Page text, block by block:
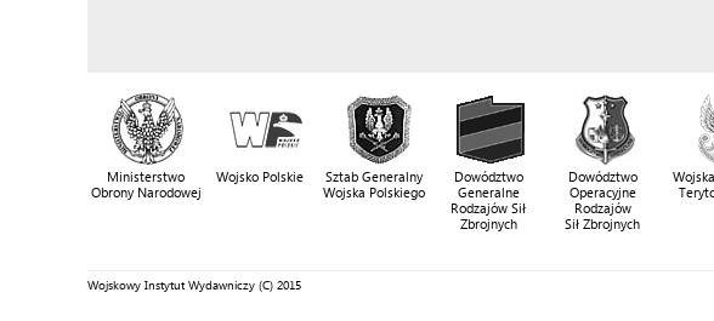
Ministerstwo
Obrony Narodowej
Wojsko Polskie
Sztab Generalny
Wojska Polskiego
Dowództwo
Generalne
Rodzajów Sił
Zbrojnych
Dowództwo
Operacyjne
Rodzajów
Sił Zbrojnych
Wojskowy Instytut Wydawniczy (C) 2015